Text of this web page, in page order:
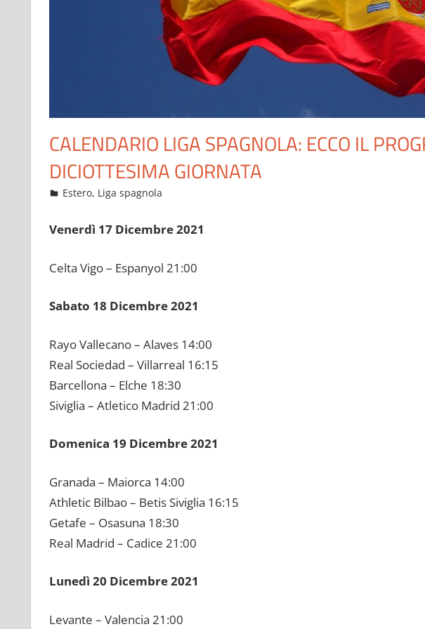
CALENDARIO LIGA SPAGNOLA: ECCO IL
DICIOTTESIMA GIORNATA
Dicembre 17, 2021
admin
Estero, Liga spagnola
Venerdì 17 Dicembre 2021
Celta Vigo – Espanyol 21:00
Sabato 18 Dicembre 2021
Rayo Vallecano – Alaves 14:00
Real Sociedad – Villarreal 16:15
Barcellona – Elche 18:30
Siviglia – Atletico Madrid 21:00
Domenica 19 Dicembre 2021
Granada – Maiorca 14:00
Athletic Bilbao – Betis Siviglia 16:15
Getafe – Osasuna 18:30
Real Madrid – Cadice 21:00
Lunedì 20 Dicembre 2021
Levante – Valencia 21:00